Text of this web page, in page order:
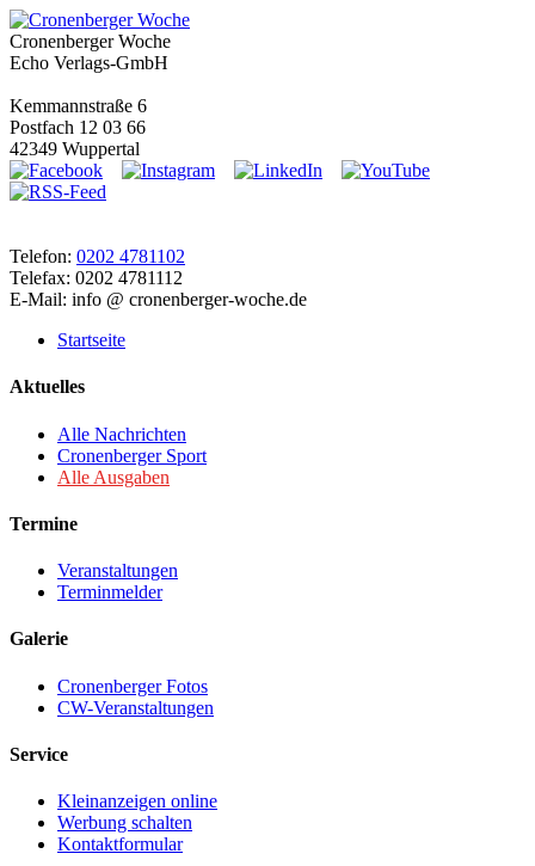
Cronenberger Woche
Echo Verlags-GmbH
Kemmannstraße 6
Postfach 12 03 66
42349 Wuppertal
Telefon: 0202 4781102
Telefax: 0202 4781112
E-Mail: info @ cronenberger-woche.de
Startseite
Aktuelles
Alle Nachrichten
Cronenberger Sport
Alle Ausgaben
Termine
Veranstaltungen
Terminmelder
Galerie
Cronenberger Fotos
CW-Veranstaltungen
Service
Kleinanzeigen online
Werbung schalten
Kontaktformular